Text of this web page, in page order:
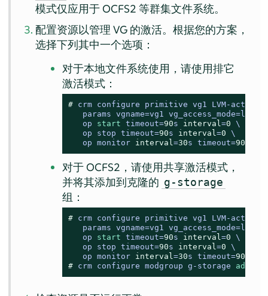
模式仅应用于 OCFS2 等群集文件系统。
配置资源以管理 VG 的激活。根据您的方案，
选择下列其中一个选项：
对于本地文件系统使用，请使用排它
激活模式：
# crm configure primitive vg1 LVM-
   params vgname
=vg1 vg_access_mode=
   op
start timeout=90s interval=0 \
   op stop timeout
=90s interval=0 \
   op monitor
interval=30s timeout=90
对于 OCFS2，请使用共享激活模式，
并将其添加到克隆的 g-storage
组：
# crm configure primitive vg1 LVM-
   params vgname
=vg1 vg_access_mode=
   op
start timeout=90s interval=0 \
   op stop timeout
=90s interval=0 \
   op monitor
interval=30s timeout=90
# crm configure modgroup g-storage add